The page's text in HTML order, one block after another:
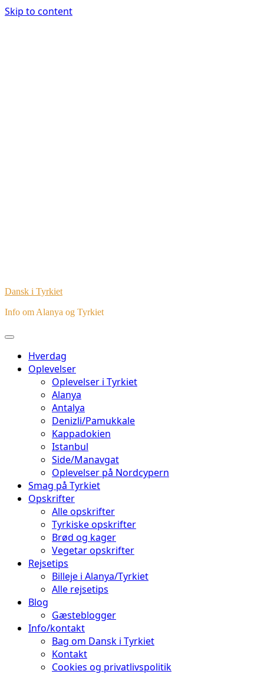
Skip to content
Dansk i Tyrkiet
Info om Alanya og Tyrkiet
Hverdag
Oplevelser
Oplevelser i Tyrkiet
Alanya
Antalya
Denizli/Pamukkale
Kappadokien
Istanbul
Side/Manavgat
Oplevelser på Nordcypern
Smag på Tyrkiet
Opskrifter
Alle opskrifter
Tyrkiske opskrifter
Brød og kager
Vegetar opskrifter
Rejsetips
Billeje i Alanya/Tyrkiet
Alle rejsetips
Blog
Gæsteblogger
Info/kontakt
Bag om Dansk i Tyrkiet
Kontakt
Cookies og privatlivspolitik